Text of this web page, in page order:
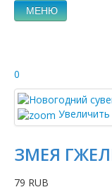
МЕНЮ
0
ЗМЕЯ
79 RUB